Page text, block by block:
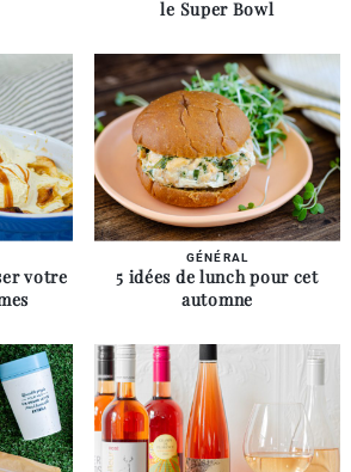
le Super Bowl
votre
GÉNÉRAL
5 idées de lunch pour cet
automne